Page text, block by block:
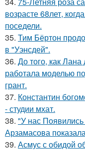
возрасте 68лет,
поседели.
35. Тим Бёртон
в "Уэнсдей".
36. До того, как
работала моделью
грант.
37. Константин
- студии мхат.
38. "У нас
Арзамасова
39. Асмус с обидой